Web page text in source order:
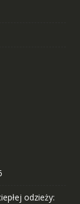
odzieży: